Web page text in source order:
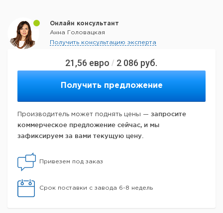
21,56 евро / 2 086 руб.
Получить предложение
Производитель может поднять цены — запросите
коммерческое предложение сейчас, и мы
зафиксируем за вами текущую цену.
Привезем под заказ
Срок поставки с завода 6-8 недель
Онлайн консультант
Анна Головацкая
Получить консультацию эксперта